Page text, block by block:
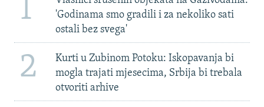
1
'Godinama smo gradili i za nekoliko sati
ostali bez svega'
2
Kurti u Zubinom Potoku: Iskopavanja bi
mogla trajati mjesecima, Srbija bi trebala
otvoriti arhive